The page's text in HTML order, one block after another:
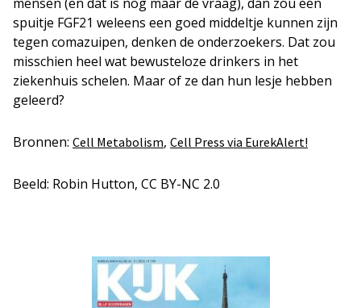
spuitje FGF21 weleens een goed middeltje kunnen zijn
tegen comazuipen, denken de onderzoekers. Dat zou
misschien heel wat bewusteloze drinkers in het
ziekenhuis schelen. Maar of ze dan hun lesje hebben
geleerd?
Bronnen: Cell Metabolism, Cell Press via EurekAlert!
Beeld: Robin Hutton, CC BY-NC 2.0